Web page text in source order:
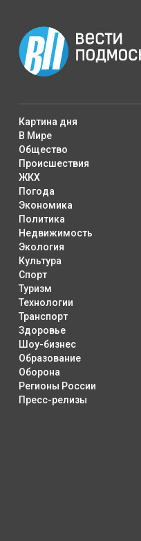
Картина дня
В Мире
Общество
Происшествия
ЖКХ
Погода
Экономика
Политика
Недвижимость
Экология
Культура
Спорт
Туризм
Технологии
Транспорт
Здоровье
Шоу-бизнес
Образование
Оборона
Регионы России
Пресс-релизы